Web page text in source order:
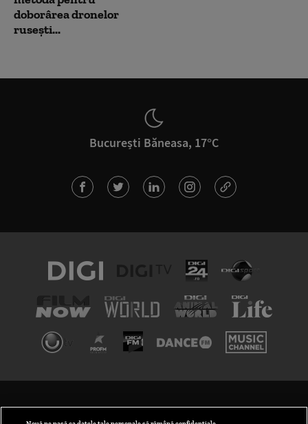
doborârea dronelor
rusești...
București Băneasa, 17°C